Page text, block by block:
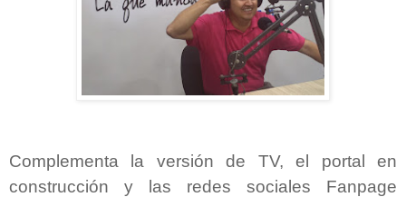
Complementa la versión de TV, el portal en
construcción y las redes sociales Fanpage